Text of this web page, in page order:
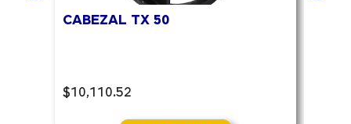
CABEZAL TX 50
$10,110.52